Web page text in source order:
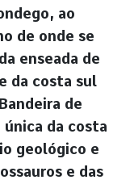
ao
de onde se
enseada de
da costa sul
de
única da costa
geológico e
e das